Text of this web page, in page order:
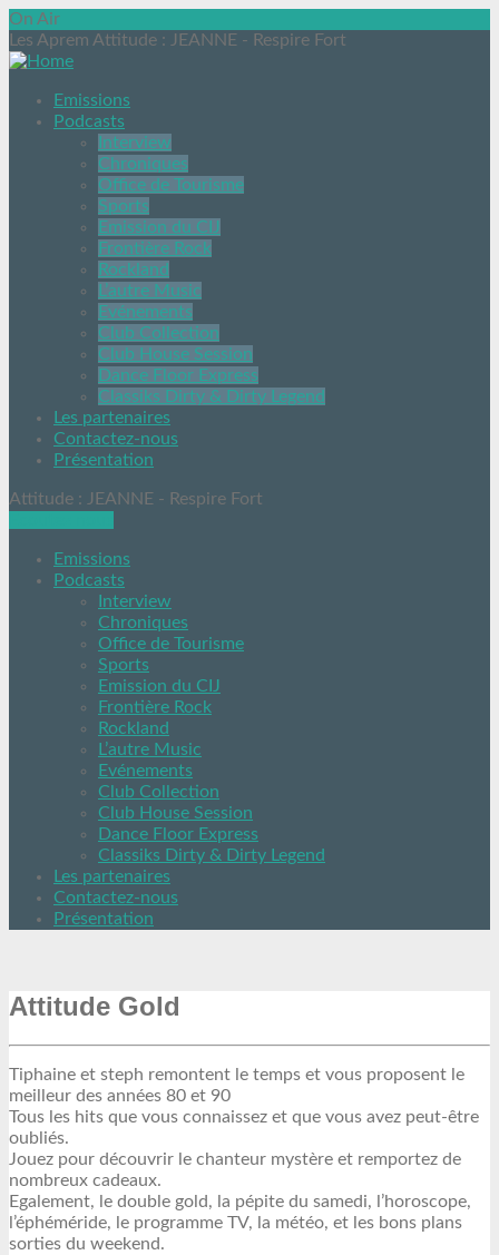
On Air
Les Aprem Attitude : JEANNE - Respire Fort
Emissions
Podcasts
Interview
Chroniques
Office de Tourisme
Sports
Emission du CIJ
Frontière Rock
Rockland
L’autre Music
Evénements
Club Collection
Club House Session
Dance Floor Express
Classiks Dirty & Dirty Legend
Les partenaires
Contactez-nous
Présentation
Attitude : JEANNE - Respire Fort
Emissions
Podcasts
Interview
Chroniques
Office de Tourisme
Sports
Emission du CIJ
Frontière Rock
Rockland
L’autre Music
Evénements
Club Collection
Club House Session
Dance Floor Express
Classiks Dirty & Dirty Legend
Les partenaires
Contactez-nous
Présentation
Attitude Gold
Tiphaine et steph remontent le temps et vous proposent le
meilleur des années 80 et 90
Tous les hits que vous connaissez et que vous avez peut-être
oubliés.
Jouez pour découvrir le chanteur mystère et remportez de
nombreux cadeaux.
Egalement, le double gold, la pépite du samedi, l’horoscope,
l’éphéméride, le programme TV, la météo, et les bons plans
sorties du weekend.